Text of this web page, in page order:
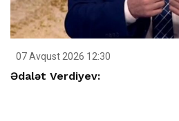
07 Avqust 2026 12:30
Ədalət Verdiyev: